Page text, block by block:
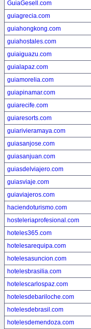
GuiaGesell.com
guiagrecia.com
guiahongkong.com
guiahostales.com
guiaiguazu.com
guialapaz.com
guiamorelia.com
guiapinamar.com
guiarecife.com
guiaresorts.com
guiarivieramaya.com
guiasanjose.com
guiasanjuan.com
guiasdelviajero.com
guiasviaje.com
guiaviajeros.com
haciendoturismo.com
hosteleriaprofesional.com
hoteles365.com
hotelesarequipa.com
hotelesasuncion.com
hotelesbrasilia.com
hotelescarlospaz.com
hotelesdebariloche.com
hotelesdebrasil.com
hotelesdemendoza.com